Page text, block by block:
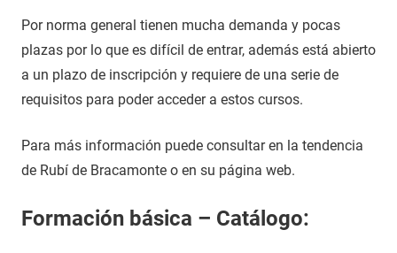
Por norma general tienen mucha demanda y pocas
plazas por lo que es difícil de entrar, además está abierto
a un plazo de inscripción y requiere de una serie de
requisitos para poder acceder a estos cursos.
Para más información puede consultar en la tendencia
de Rubí de Bracamonte o en su página web.
Formación básica – Catálogo: